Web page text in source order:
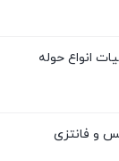
انواع حوله
و فانتزی